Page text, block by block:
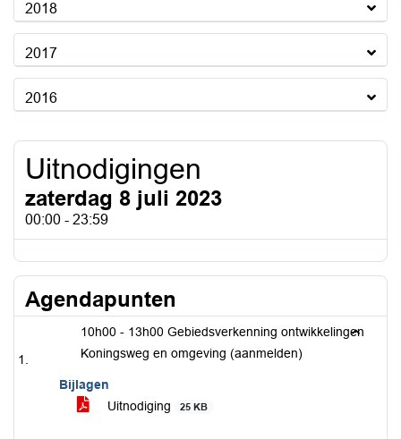
2018
2017
2016
Uitnodigingen
zaterdag 8 juli 2023
00:00 - 23:59
Agendapunten
10h00 - 13h00 Gebiedsverkenning ontwikkelingen
Koningsweg en omgeving (aanmelden)
Bijlagen
Uitnodiging
25 KB